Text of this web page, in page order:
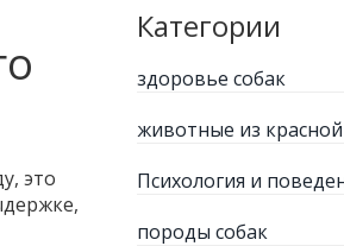
это
Категории
здоровье собак
животные из
Психология и
породы собак